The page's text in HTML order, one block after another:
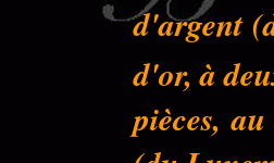
d'argent
d'or, à
pièces,